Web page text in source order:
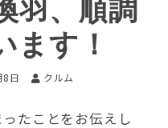
羽、順調
ます！
日 クルム
たことをお伝えし